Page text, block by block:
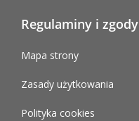
Regulaminy i zgody
Mapa strony
Zasady użytkowania
Polityka cookies